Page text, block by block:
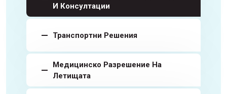
И Консултации
Транспортни Решения
Медицинско Разрешение На
Летищата